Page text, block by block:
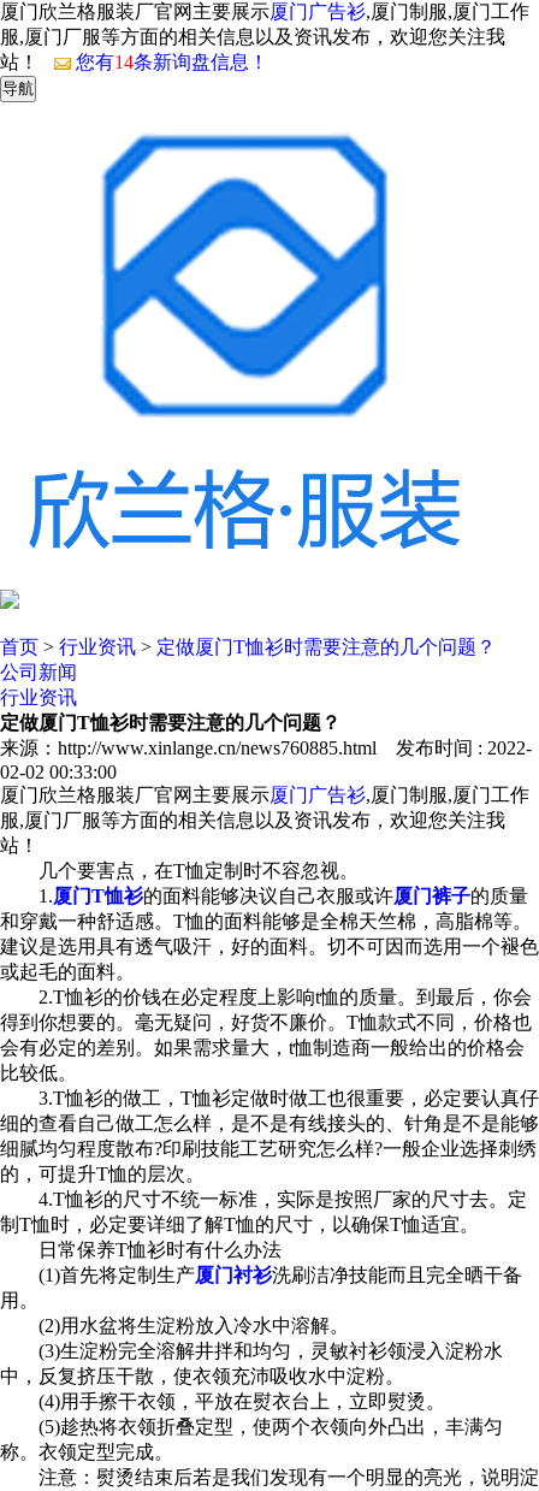
厦门欣兰格服装厂官网主要展示厦门广告衫,厦门制服,厦门工作
服,厦门厂服等方面的相关信息以及资讯发布，欢迎您关注我
站！
您有14条新询盘信息！
导航
首页 > 行业资讯 > 定做厦门T恤衫时需要注意的几个问题？
公司新闻
行业资讯
定做厦门T恤衫时需要注意的几个问题？
来源：http://www.xinlange.cn/news760885.html 发布时间 : 2022-
02-02 00:33:00
厦门欣兰格服装厂官网主要展示厦门广告衫,厦门制服,厦门工作
服,厦门厂服等方面的相关信息以及资讯发布，欢迎您关注我
站！
几个要害点，在T恤定制时不容忽视。
1.厦门T恤衫的面料能够决议自己衣服或许厦门裤子的质量
和穿戴一种舒适感。T恤的面料能够是全棉天竺棉，高脂棉等。
建议是选用具有透气吸汗，好的面料。切不可因而选用一个褪色
或起毛的面料。
2.T恤衫的价钱在必定程度上影响t恤的质量。到最后，你会
得到你想要的。毫无疑问，好货不廉价。T恤款式不同，价格也
会有必定的差别。如果需求量大，t恤制造商一般给出的价格会
比较低。
3.T恤衫的做工，T恤衫定做时做工也很重要，必定要认真仔
细的查看自己做工怎么样，是不是有线接头的、针角是不是能够
细腻均匀程度散布?印刷技能工艺研究怎么样?一般企业选择刺绣
的，可提升T恤的层次。
4.T恤衫的尺寸不统一标准，实际是按照厂家的尺寸去。定
制T恤时，必定要详细了解T恤的尺寸，以确保T恤适宜。
日常保养T恤衫时有什么办法
(1)首先将定制生产厦门衬衫洗刷洁净技能而且完全晒干备
用。
(2)用水盆将生淀粉放入冷水中溶解。
(3)生淀粉完全溶解井拌和均匀，灵敏衬衫领浸入淀粉水
中，反复挤压干散，使衣领充沛吸收水中淀粉。
(4)用手擦干衣领，平放在熨衣台上，立即熨烫。
(5)趁热将衣领折叠定型，使两个衣领向外凸出，丰满匀
称。衣领定型完成。
注意：熨烫结束后若是我们发现有一个明显的亮光，说明淀